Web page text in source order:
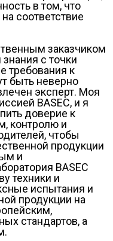
в том, что
соответствие
заказчиком
с точки
требования к
быть неверно
эксперт. Моя
BASEC, и я
доверие к
контролю и
чтобы
продукции
и
BASEC
техники и
испытания и
продукции на
стандартов, а